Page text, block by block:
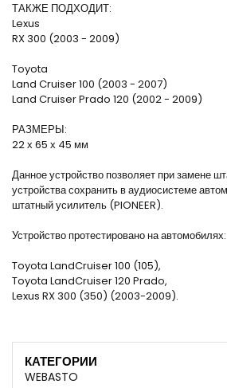
ТАКЖЕ ПОДХОДИТ:
Lexus
RX 300 (2003 - 2009)
Toyota
Land Cruiser 100 (2003 - 2007)
Land Cruiser Prado 120 (2002 - 2009)
РАЗМЕРЫ:
22 х 65 х 45 мм
Данное устройство позволяет при замене
устройства сохранить в аудиосистеме
штатный усилитель (PIONEER).
Устройство протестировано на автомобилях:
Toyota LandCruiser 100 (105),
Toyota LandCruiser 120 Prado,
Lexus RX 300 (350) (2003-2009).
КАТЕГОРИИ
WEBASTO